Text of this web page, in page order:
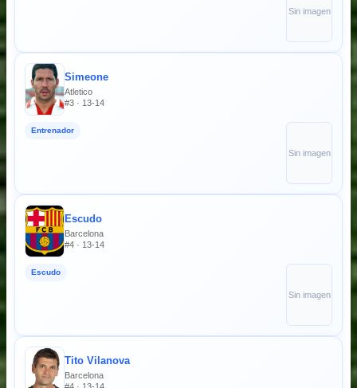
Sin imagen
Simeone
Atletico
#3 · 13-14
Entrenador
Sin imagen
Escudo
Barcelona
#4 · 13-14
Escudo
Sin imagen
Tito Vilanova
Barcelona